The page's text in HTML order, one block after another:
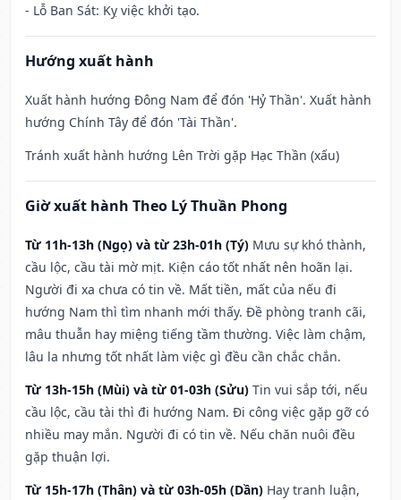
- Lỗ Ban Sát: Kỵ việc khởi tạo.
Hướng xuất hành
Xuất hành hướng Đông Nam để đón 'Hỷ Thần'. Xuất hành
hướng Chính Tây để đón 'Tài Thần'.
Tránh xuất hành hướng Lên Trời gặp Hạc Thần (xấu)
Giờ xuất hành Theo Lý Thuần Phong
Từ 11h-13h (Ngọ) và từ 23h-01h (Tý) Mưu sự khó thành,
cầu lộc, cầu tài mờ mịt. Kiện cáo tốt nhất nên hoãn lại.
Người đi xa chưa có tin về. Mất tiền, mất của nếu đi
hướng Nam thì tìm nhanh mới thấy. Đề phòng tranh cãi,
mâu thuẫn hay miệng tiếng tầm thường. Việc làm chậm,
lâu la nhưng tốt nhất làm việc gì đều cần chắc chắn.
Từ 13h-15h (Mùi) và từ 01-03h (Sửu) Tin vui sắp tới, nếu
cầu lộc, cầu tài thì đi hướng Nam. Đi công việc gặp gỡ có
nhiều may mắn. Người đi có tin về. Nếu chăn nuôi đều
gặp thuận lợi.
Từ 15h-17h (Thân) và từ 03h-05h (Dần) Hay tranh luận,